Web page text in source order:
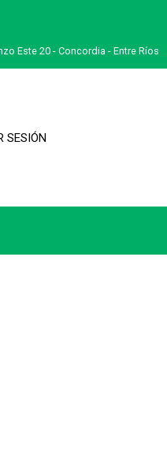
Este 20 - Concordia - Entre Ríos
SESIÓN